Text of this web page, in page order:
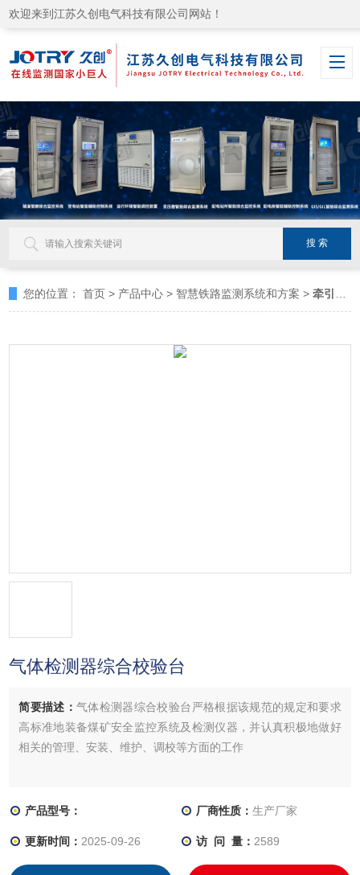
欢迎来到江苏久创电气科技有限公司网站！
您的位置： 首页 > 产品中心 > 智慧铁路监测系统和方案 >牵引变电所辅助监控系统
气体检测器综合校验台
简要描述： 气体检测器综合校验台严格根据该规范的规定和要求
高标准地装备煤矿安全监控系统及检测仪器，并认真积极地做好
相关的管理、安装、维护、调校等方面的工作
产品型号： 厂商性质： 生产厂家
更新时间： 2025-09-26 访 问 量： 2589